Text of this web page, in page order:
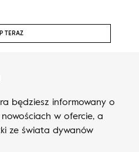
TERAZ
będziesz informowany o
w ofercie, a
ze świata dywanów